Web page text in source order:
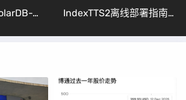
Linux部署单机PolarDB-X离线包（小白零基础图文教程） IndexTTS2离线部署指南：Windows和Linux系统下的详细步骤